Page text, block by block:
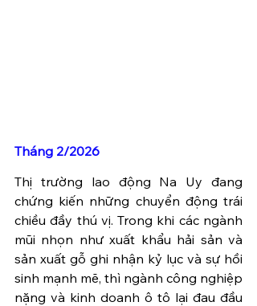
Tháng 2/2026
Thị trường lao động Na Uy đang
chứng kiến những chuyển động trái
chiều đầy thú vị. Trong khi các ngành
mũi nhọn như xuất khẩu hải sản và
sản xuất gỗ ghi nhận kỷ lục và sự hồi
sinh mạnh mẽ, thì ngành công nghiệp
nặng và kinh doanh ô tô lại đau đầu